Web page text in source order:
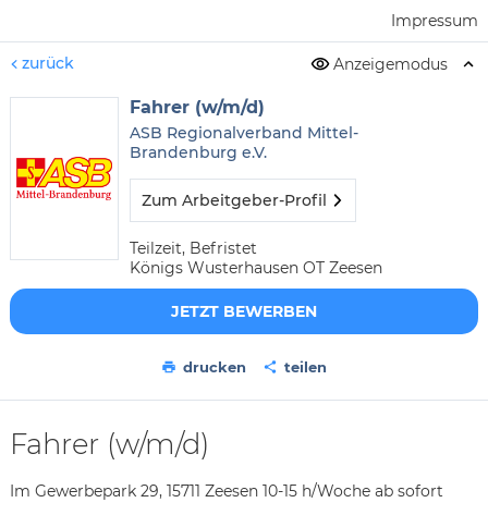
Impressum
zurück Anzeigemodus
Fahrer (w/m/d)
ASB Regionalverband Mittel-
Brandenburg e.V.
Zum Arbeitgeber-Profil
Teilzeit, Befristet
Königs Wusterhausen OT Zeesen
JETZT BEWERBEN
drucken teilen
Fahrer (w/m/d)
Im Gewerbepark 29, 15711 Zeesen 10-15 h/Woche ab sofort